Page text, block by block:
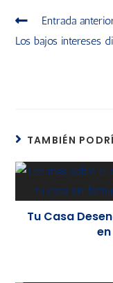
Entrada
Los bajos intereses
TAMBIÉN
Tu Casa